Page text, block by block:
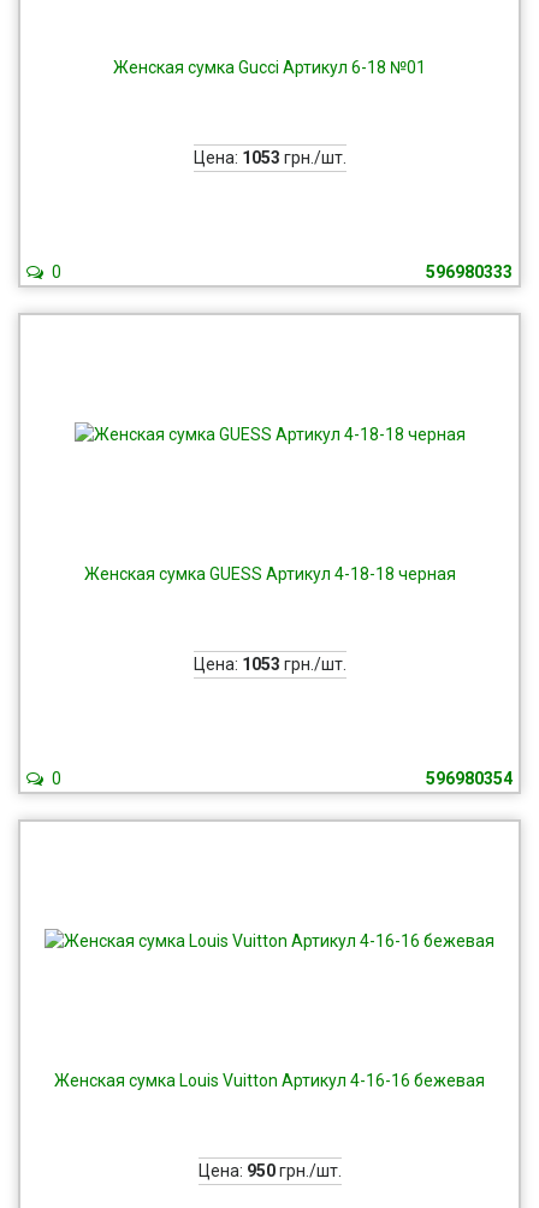
Женская сумка Gucci Артикул 6-18 №01
Цена: 1053 грн./шт.
596980333
0
Женская сумка GUESS Артикул 4-18-18 черная
Цена: 1053 грн./шт.
596980354
0
Женская сумка Louis Vuitton Артикул 4-16-16 бежевая
Цена: 950грн./шт.